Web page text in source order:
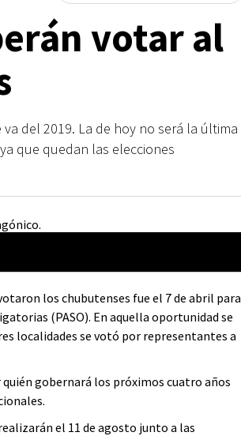
votar al
del 2019. La de hoy no será la última
que quedan las elecciones
los chubutenses fue el 7 de abril para
(PASO). En aquella oportunidad se
localidades se votó por representantes a
gobernará los próximos cuatro años
el 11 de agosto junto a las